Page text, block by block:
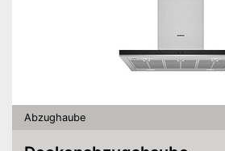
Abzughaube